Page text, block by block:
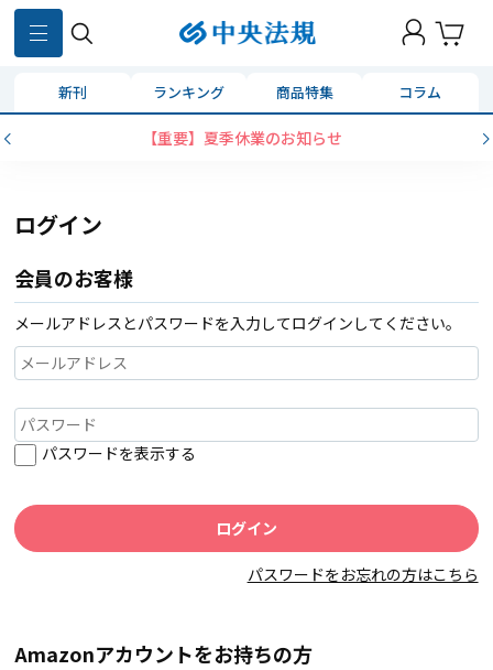
新刊 ランキング 商品特集 コラム
【重要】夏季休業のお知らせ
ログイン
会員のお客様
メールアドレスとパスワードを入力してログインしてください。
パスワードを表示する
パスワードをお忘れの方はこちら
Amazonアカウントをお持ちの方